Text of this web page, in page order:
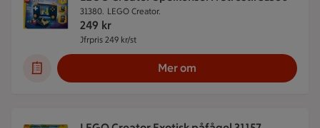
31380. LEGO Creator.
249 kr
Jfrpris 249 kr/st
Mer om